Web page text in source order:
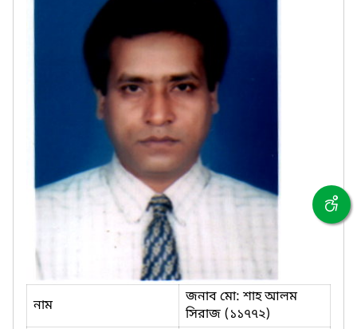
নাম
জনাব মো: শাহ আলম
সিরাজ (১১৭৭২)